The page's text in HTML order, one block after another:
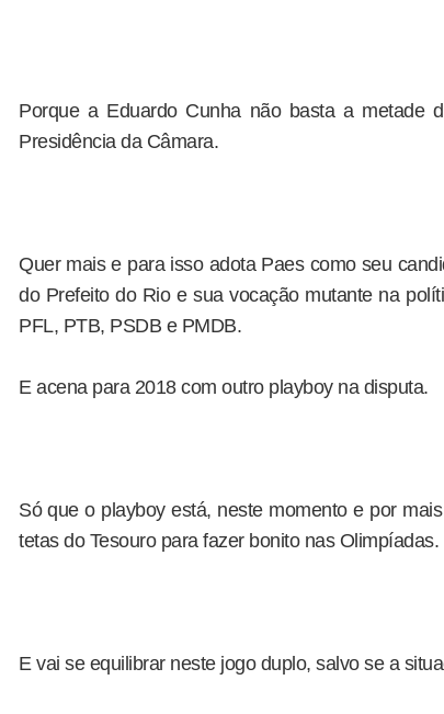
Porque a Eduardo Cunha não basta a metade
Presidência da Câmara.
Quer mais e para isso adota Paes como seu
do Prefeito do Rio e sua vocação mutante na
PFL, PTB, PSDB e PMDB.
E acena para 2018 com outro playboy na disputa.
Só que o playboy está, neste momento e por
tetas do Tesouro para fazer bonito nas Olimpíadas.
E vai se equilibrar neste jogo duplo, salvo se a